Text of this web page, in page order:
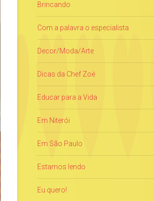
Brincando
Com a palavra o especialista
Decor/Moda/Arte
Dicas da Chef Zoë
Educar para a Vida
Em Niterói
Em São Paulo
Estamos lendo
Eu quero!